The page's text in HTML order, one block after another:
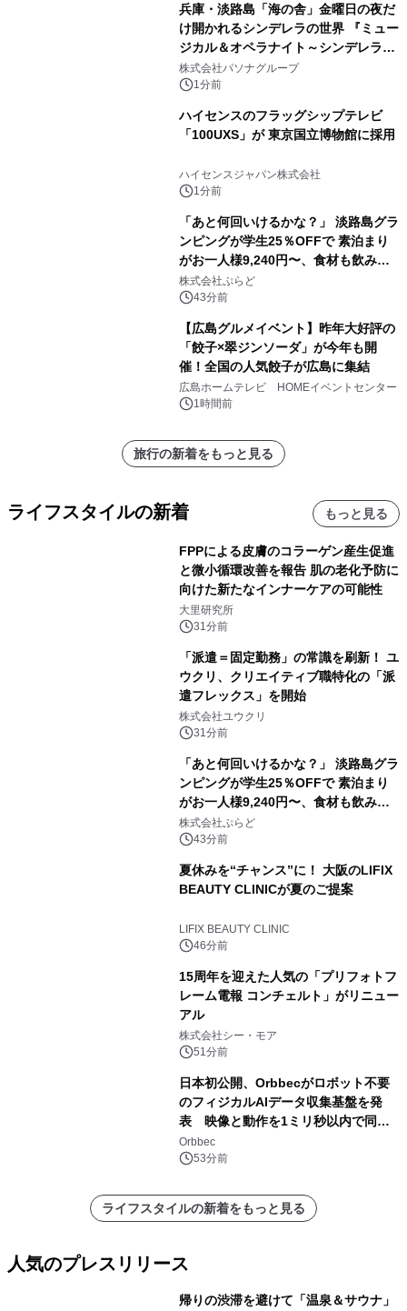
兵庫・淡路島「海の舎」金曜日の夜だ
け開かれるシンデレラの世界 『ミュー
ジカル＆オペラナイト～シンデレラ
～』 9月4日より開催
株式会社パソナグループ
1分前
ハイセンスのフラッグシップテレビ
「100UXS」が 東京国立博物館に採用
ハイセンスジャパン株式会社
1分前
「あと何回いけるかな？」 淡路島グラ
ンピングが学生25％OFFで 素泊まり
がお一人様9,240円〜、食材も飲み物
も持ち込み自由 「グランピングリゾー
ト Awaji」9月30日までの平日限定
株式会社ぷらど
43分前
【広島グルメイベント】昨年大好評の
「餃子×翠ジンソーダ」が今年も開
催！全国の人気餃子が広島に集結
広島ホームテレビ HOMEイベントセンター
1時間前
旅行の新着をもっと見る
ライフスタイルの新着 もっと見る
FPPによる皮膚のコラーゲン産生促進
と微小循環改善を報告 肌の老化予防に
向けた新たなインナーケアの可能性
大里研究所
31分前
「派遣＝固定勤務」の常識を刷新！ ユ
ウクリ、クリエイティブ職特化の「派
遣フレックス」を開始
株式会社ユウクリ
31分前
「あと何回いけるかな？」 淡路島グラ
ンピングが学生25％OFFで 素泊まり
がお一人様9,240円〜、食材も飲み物
も持ち込み自由 「グランピングリゾー
ト Awaji」9月30日までの平日限定
株式会社ぷらど
43分前
夏休みを“チャンス”に！ 大阪のLIFIX
BEAUTY CLINICが夏のご提案
LIFIX BEAUTY CLINIC
46分前
15周年を迎えた人気の「プリフォトフ
レーム電報 コンチェルト」がリニュー
アル
株式会社シー・モア
51分前
日本初公開、Orbbecがロボット不要
のフィジカルAIデータ収集基盤を発
表 映像と動作を1ミリ秒以内で同
期、約200グラムの試作機をROSCon
JP 2026で実演
Orbbec
53分前
ライフスタイルの新着をもっと見る
人気のプレスリリース
帰りの渋滞を避けて「温泉＆サウナ」